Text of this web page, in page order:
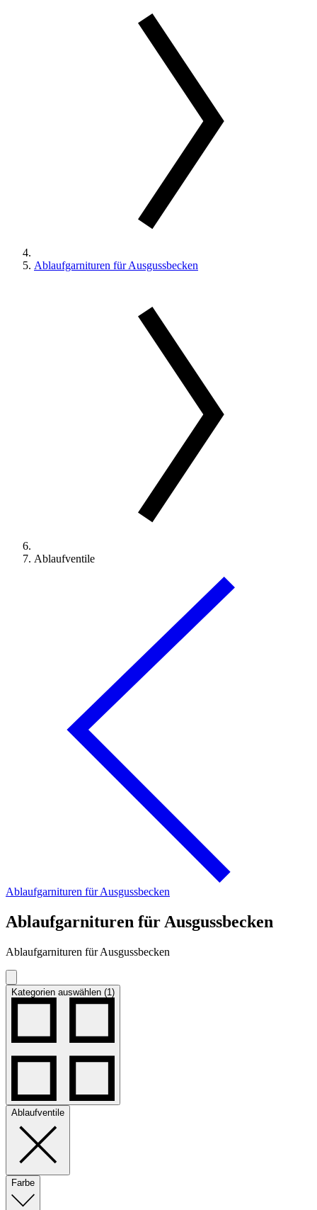
Ablaufgarnituren für Ausgussbecken
Ablaufventile
Ablaufgarnituren für Ausgussbecken
Ablaufgarnituren für Ausgussbecken
Ablaufgarnituren für Ausgussbecken
Kategorien auswählen (1)
Ablaufventile
Farbe